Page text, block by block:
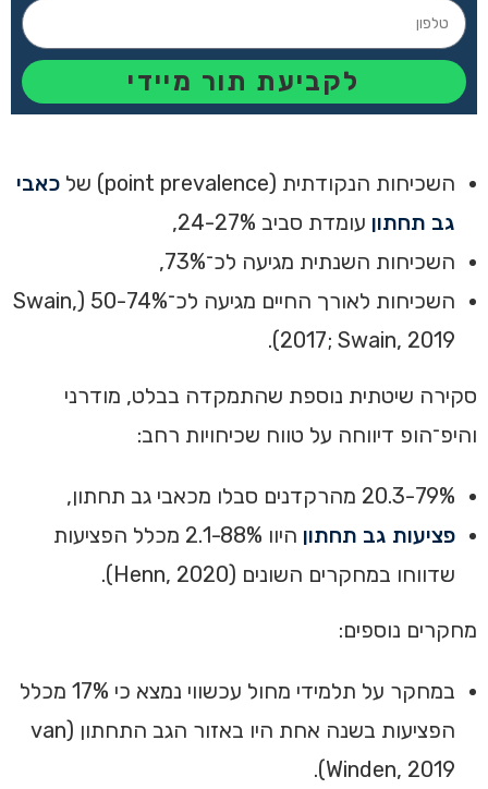
לקביעת תור מיידי
השכיחות הנקודתית (point prevalence) של
כאבי
גב תחתון עומדת סביב 24-27%,
השכיחות השנתית מגיעה לכ־73%,
השכיחות לאורך החיים מגיעה לכ־50-74% (Swain,
2017; Swain, 2019).
סקירה שיטתית נוספת שהתמקדה בבלט, מודרני
והיפ־הופ דיווחה על טווח שכיחויות רחב:
20.3-79% מהרקדנים סבלו מכאבי גב תחתון,
פציעות גב תחתון
היוו 2.1-88% מכלל הפציעות
שדווחו במחקרים השונים (Henn, 2020).
מחקרים נוספים:
במחקר על תלמידי מחול עכשווי נמצא כי 17% מכלל
הפציעות בשנה אחת היו באזור הגב התחתון (van
Winden, 2019).